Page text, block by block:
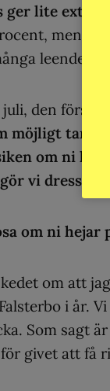
lite extra
men att
leenden
den
möjligt tar
om ni
vi
om ni hejar
om att
i år.
Som sagt
givet att få